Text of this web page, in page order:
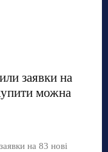
заявки на
можна
на 83 нові